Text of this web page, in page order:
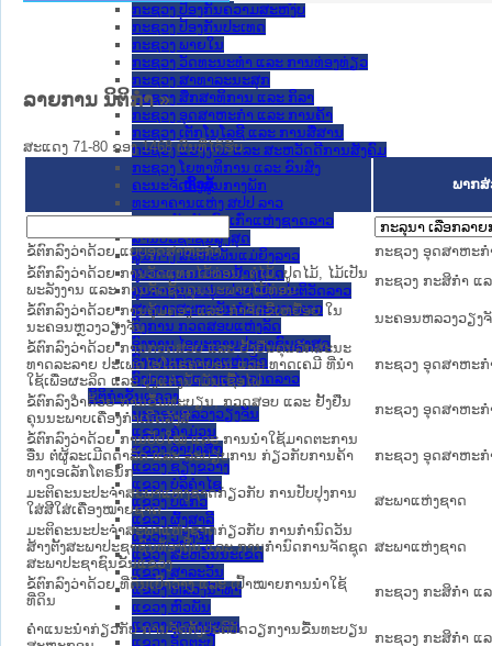
ກະຊວງ ປ້ອງກັນຄວາມສະຫງົບ
ກະຊວງ ປ້ອງກັນປະເທດ
ກະຊວງ ພາຍໃນ
ກະຊວງ ວັດທະນະທຳ ແລະ ການທ່ອງທ່ຽວ
ກະຊວງ ສາທາລະນະສຸກ
ກະຊວງ ສຶກສາທິການ ແລະ ກິລາ
ກະຊວງ ອຸດສາຫະກຳ ແລະ ການຄ້າ
ກະຊວງ ເຕັກໂນໂລຊີ ແລະ ການສື່ສານ
ກະຊວງ ແຮງງານ ແລະ ສະຫວັດດີການສັງຄົມ
ກະຊວງ ໂຍທາທິການ ແລະ ຂົນສົ່ງ
ຄະນະຈັດຕັ້ງສູນກາງພັກ
ທະນາຄານແຫ່ງ ສປປ ລາວ
ສະຫະພັນນັກຮົບເກົ່າແຫ່ງຊາດລາວ
ສານປະຊາຊົນສູງສຸດ
ສູນກາງ ສະຫະພັນແມ່ຍິງລາວ
ສູນກາງ ແນວລາວສ້າງຊາດ
ສູນກາງຊາວໜຸ່ມປະຊາຊົນປະຕິວັດລາວ
ສູນກາງສະຫະພັນກຳມະບານລາວ
ອົງການ ກວດສອບແຫ່ງລັດ
ອົງການ ໄອຍະການປະຊາຊົນສູງສຸດ
ອົງການກວດກາແຫ່ງລັດ
ອົງການກາແດງແຫ່ງຊາດລາວ
ນິຕິກໍາຂັ້ນແຂວງ
ນະ​ຄອນ​ຫລວງວຽງຈັນ
ແຂວງ ຄໍາມ່ວນ
ແຂວງ ຈໍາປາສັກ
ແຂວງ ຊຽງຂວາງ
ແຂວງ ບໍລິຄໍາໄຊ
ແຂວງ ບໍ່ແກ້ວ
ແຂວງ ຜົ້ງສາລີ
ແຂວງ ວຽງຈັນ
ແຂວງ ສະຫວັນນະເຂດ
ແຂວງ ສາລະວັນ
ແຂວງ ຫລວງນໍ້າທາ
ແຂວງ ຫົວພັນ
ແຂວງ ຫຼວງພະບາງ
ແຂວງ ອັດຕະປື
ລາຍການ ນິຕິກໍາ»
ສະແດງ 71-80 ຂອງ 1468 ຜົນທີ່ໄດ້ຮັບ.
ຫົວຂໍ້ ພາກ
ຂໍ້ຕົກລົງວ່າດ້ວຍ ແບບອຸດສາຫະກຳ
ກະຊວງ ອຸດສາຫະ
ຂໍ້ຕົກລົງວ່າດ້ວຍ ການວັດແທກໄມ້ທ່ອນ, ຕໍໄມ້, ປູດໄມ້, ໄມ້ເປັນ
ພະລັງງານ ແລະ ການຈັດຊັ້ນຄຸນນະພາບໄມ້ທ່ອນ
ກະຊວງ ກະສິກຳ ແ
ຂໍ້ຕົກລົງວ່າດ້ວຍ ການຄຸ້ມຄອງ ແລະ ກຳຈັດຂີ້ເຫຍື້ອຍ ໃນ
ນະຄອນຫຼວງວຽງຈັນ
ນະ​ຄອນ​ຫລວງວຽງ
ຂໍ້ຕົກລົງວ່າດ້ວຍ ການກວດສອບ ແລະ ຢັ້ງຢືນຄຸນລັກສະນະ
ທາດລະລາຍ ປະເພດໄຮໂດຣຄາບອນ ແລະ ທາດເຄມີ ທີ່ນຳ
ໃຊ້ເພື່ອຜະລິດ ແລະ ປຸງແຕ່ງນ້ຳມັນເຊື້ອໄຟ
ກະຊວງ ອຸດສາຫະ
ຂໍ້ຕົກລົງວ່າດ້ວຍ ການຂຶ້ນທະບຽນ, ກວດສອບ ແລະ ຢັ້ງຢືນ
ຄຸນນະພາບເຄື່ອງກຳເນີດລັງສີ
ກະຊວງ ອຸດສາຫະ
ຂໍ້ຕົກລົງວ່າດ້ວຍ ການປັບໃໝ ແລະ ການນຳໃຊ້ມາດຕະການ
ອື່ນ ຕໍ່ຜູ້ລະເມີດດຳລັດ ແລະ ລະບຽບການ ກ່ຽວກັບການຄ້າ
ທາງເອເລັກໂຕຣນິກ
ກະຊວງ ອຸດສາຫະ
ມະຕິຄະນະປະຈຳສະພາແຫ່ງຊາດກ່ຽວກັບ ການປັບປຸງການ
ໃສ່ສີໃສ່ເຄື່ອງໝາຍຊາດ
ສະພາແຫ່ງຊາດ
ມະຕິຄະນະປະຈຳສະພາແຫ່ງຊາດກ່ຽວກັບ ການກຳນົດວັນ
ສ້າງຕັ້ງສະພາປະຊາຊົນທ້ອງຖິ່ນ ແລະ ການກຳນົດການຈັດຊຸດ
ສະພາປະຊາຊົນຂັ້ນແຂວງ
ສະພາແຫ່ງຊາດ
ຂໍ້ຕົກລົງວ່າດ້ວຍ ທີ່ດິນເປົ່າວ່າງ ແລະ ເປົ້າໝາຍການນຳໃຊ້
ທີ່ດິນ
ກະຊວງ ກະສິກຳ ແ
ຄຳແນະນຳກ່ຽວກັບ ການຈັດຕັ້ງປະຕິບັດວຽກງານຂື້ນທະບຽນ
ກະຊວງ ກະສິກຳ ແ